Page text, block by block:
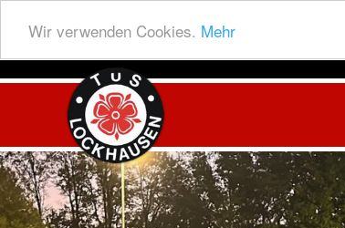
Wir verwenden Cookies. Mehr